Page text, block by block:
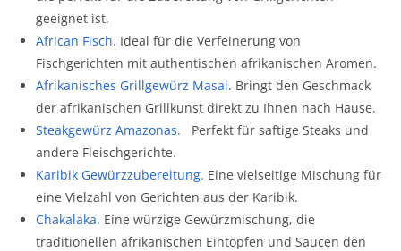
geeignet ist.
African Fisch. Ideal für die Verfeinerung von
Fischgerichten mit authentischen afrikanischen Aromen.
Afrikanisches Grillgewürz Masai. Bringt den Geschmack
der afrikanischen Grillkunst direkt zu Ihnen nach Hause.
Steakgewürz Amazonas. Perfekt für saftige Steaks und
andere Fleischgerichte.
Karibik Gewürzzubereitung. Eine vielseitige Mischung für
eine Vielzahl von Gerichten aus der Karibik.
Chakalaka. Eine würzige Gewürzmischung, die
traditionellen afrikanischen Eintöpfen und Saucen den